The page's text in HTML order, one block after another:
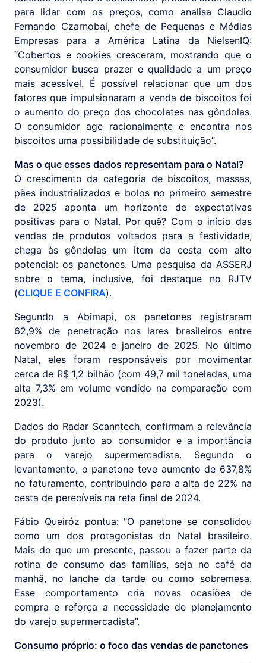
para lidar com os preços, como analisa Claudio
Fernando Czarnobai, chefe de Pequenas e Médias
Empresas para a América Latina da NielsenIQ:
“Cobertos e cookies cresceram, mostrando que o
consumidor busca prazer e qualidade a um preço
mais acessível. É possível relacionar que um dos
fatores que impulsionaram a venda de biscoitos foi
o aumento do preço dos chocolates nas gôndolas.
O consumidor age racionalmente e encontra nos
biscoitos uma possibilidade de substituição”.
Mas o que esses dados representam para o Natal?
O crescimento da categoria de biscoitos, massas,
pães industrializados e bolos no primeiro semestre
de 2025 aponta um horizonte de expectativas
positivas para o Natal. Por quê? Com o início das
vendas de produtos voltados para a festividade,
chega às gôndolas um item da cesta com alto
potencial: os panetones. Uma pesquisa da ASSERJ
sobre o tema, inclusive, foi destaque no RJTV
(CLIQUE E CONFIRA).
Segundo a Abimapi, os panetones registraram
62,9% de penetração nos lares brasileiros entre
novembro de 2024 e janeiro de 2025. No último
Natal, eles foram responsáveis por movimentar
cerca de R$ 1,2 bilhão (com 49,7 mil toneladas, uma
alta 7,3% em volume vendido na comparação com
2023).
Dados do Radar Scanntech, confirmam a relevância
do produto junto ao consumidor e a importância
para o varejo supermercadista. Segundo o
levantamento, o panetone teve aumento de 637,8%
no faturamento, contribuindo para a alta de 22% na
cesta de perecíveis na reta final de 2024.
Fábio Queiróz pontua: "O panetone se consolidou
como um dos protagonistas do Natal brasileiro.
Mais do que um presente, passou a fazer parte da
rotina de consumo das famílias, seja no café da
manhã, no lanche da tarde ou como sobremesa.
Esse comportamento cria novas ocasiões de
compra e reforça a necessidade de planejamento
do varejo supermercadista”.
Consumo próprio: o foco das vendas de panetones